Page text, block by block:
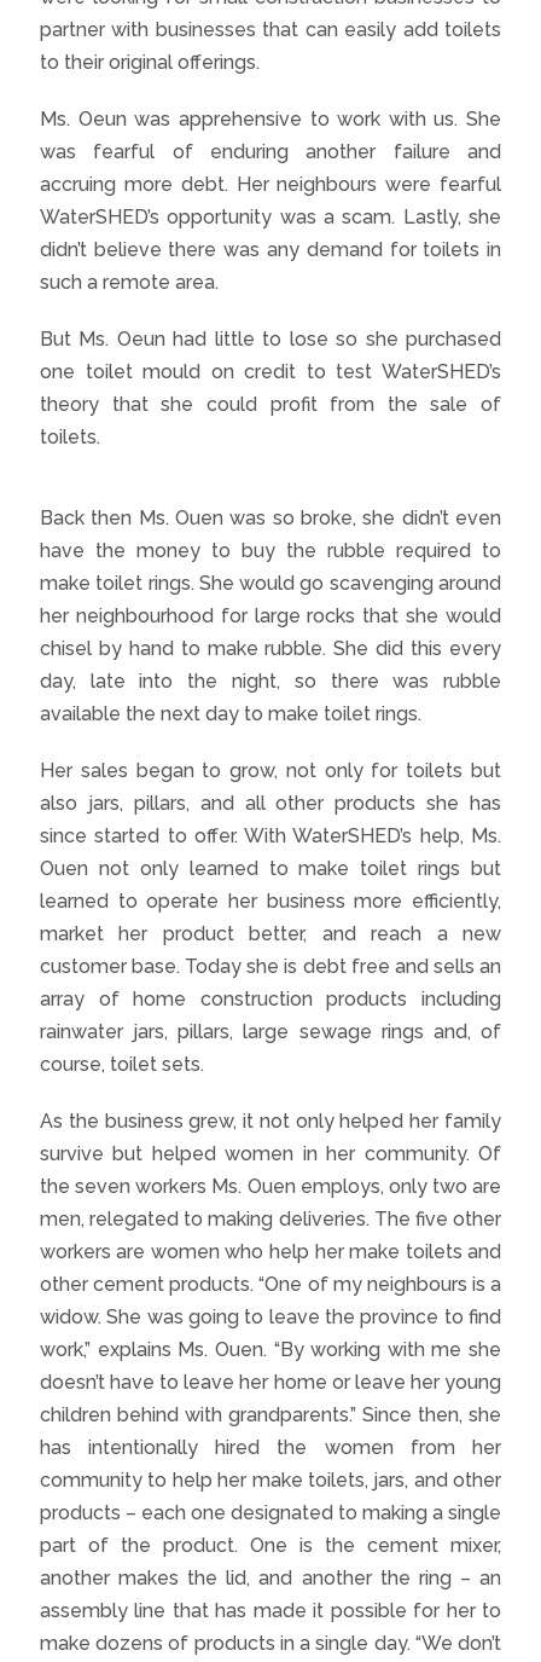
partner with businesses that can easily add toilets
to their original offerings.
Ms. Oeun was apprehensive to work with us. She
was fearful of enduring another failure and
accruing more debt. Her neighbours were fearful
WaterSHED’s opportunity was a scam. Lastly, she
didn’t believe there was any demand for toilets in
such a remote area.
But Ms. Oeun had little to lose so she purchased
one toilet mould on credit to test WaterSHED’s
theory that she could profit from the sale of
toilets.
Back then Ms. Ouen was so broke, she didn’t even
have the money to buy the rubble required to
make toilet rings. She would go scavenging around
her neighbourhood for large rocks that she would
chisel by hand to make rubble. She did this every
day, late into the night, so there was rubble
available the next day to make toilet rings.
Her sales began to grow, not only for toilets but
also jars, pillars, and all other products she has
since started to offer. With WaterSHED’s help, Ms.
Ouen not only learned to make toilet rings but
learned to operate her business more efficiently,
market her product better, and reach a new
customer base. Today she is debt free and sells an
array of home construction products including
rainwater jars, pillars, large sewage rings and, of
course, toilet sets.
As the business grew, it not only helped her family
survive but helped women in her community. Of
the seven workers Ms. Ouen employs, only two are
men, relegated to making deliveries. The five other
workers are women who help her make toilets and
other cement products. “One of my neighbours is a
widow. She was going to leave the province to find
work,” explains Ms. Ouen. “By working with me she
doesn’t have to leave her home or leave her young
children behind with grandparents.” Since then, she
has intentionally hired the women from her
community to help her make toilets, jars, and other
products – each one designated to making a single
part of the product. One is the cement mixer,
another makes the lid, and another the ring – an
assembly line that has made it possible for her to
make dozens of products in a single day. “We don’t